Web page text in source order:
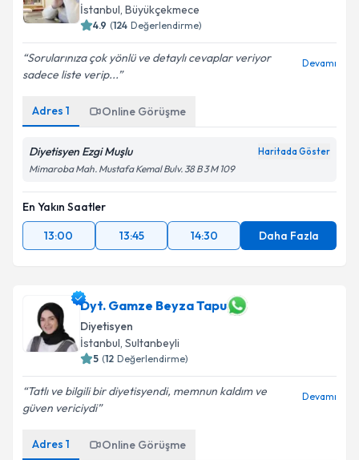
İstanbul, Büyükçekmece
4.9 (124 Değerlendirme)
Sorularınıza çok yönlü ve detaylı cevaplar veriyor
sadece liste verip...
Devamı
Adres 1 Online Görüşme
Diyetisyen Ezgi Muşlu Haritada Göster
Mimaroba Mah. Mustafa Kemal Bulv. 38 B 3 M 109
En Yakın Saatler
13:00
13:45 14:30 Daha Fazla
Dyt. Gamze Beyza Tapu
Diyetisyen
İstanbul, Sultanbeyli
5 (12 Değerlendirme)
Tatlı ve bilgili bir diyetisyendi, memnun kaldım ve
güven vericiydi
Devamı
Adres 1 Online Görüşme